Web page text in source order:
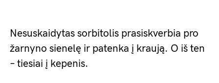
Nesuskaidytas sorbitolis prasiskverbia pro
žarnyno sienelę ir patenka į kraują. O iš ten
– tiesiai į kepenis.